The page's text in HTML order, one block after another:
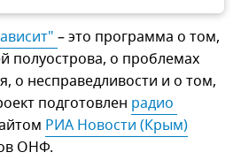
– это программа о том,
полуострова, о проблемах
о несправедливости и о том,
подготовлен радио
РИА Новости (Крым)
ОНФ.